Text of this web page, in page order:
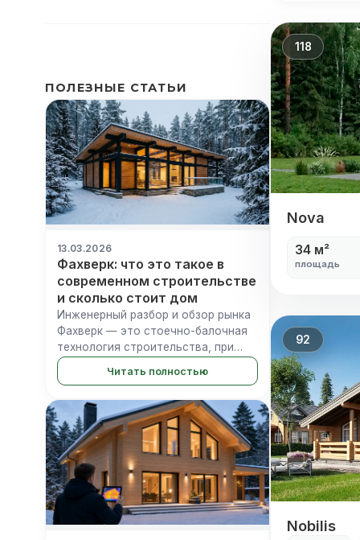
ПОЛЕЗНЫЕ СТАТЬИ
13.03.2026
Фахверк: что это такое в
современном строительстве
и сколько стоит дом
Инженерный разбор и обзор рынка
Фахверк — это стоечно-балочная
технология строительства, при
которой несущий деревянный
каркас остается видимым на
балками заполняется сэндвич-
панелями или...
Читать полностью
118
Nova
Nova
34 м²
площадь
92
Nobilis
Nobilis